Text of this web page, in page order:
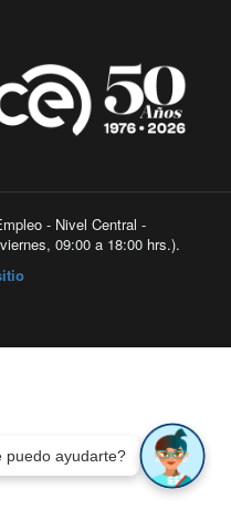
- Nivel Central -
09:00 a 18:00 hrs.).
puedo ayudarte?